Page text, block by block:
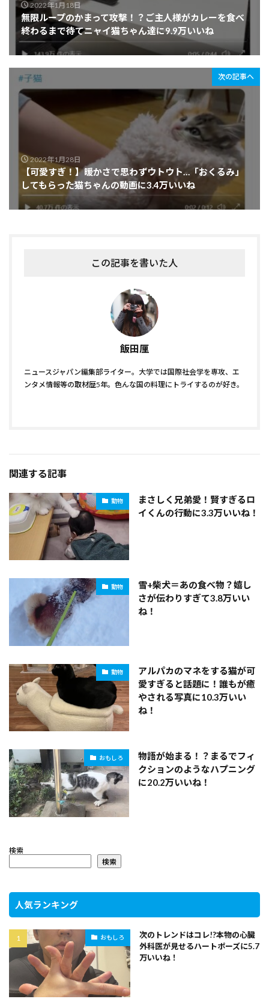
2022年1月18日
無限ループのかまって攻撃！？ご主人様がカレーを食べ
終わるまで待てニャイ猫ちゃん達に9.9万いいね
次の記事へ
2022年1月28日
【可愛すぎ！】暖かさで思わずウトウト…「おくるみ」
してもらった猫ちゃんの動画に3.4万いいね
この記事を書いた人
飯田厘
ニュースジャパン編集部ライター。大学では国際社会学を専攻、エ
ンタメ情報等の取材歴5年。色んな国の料理にトライするのが好き。
関連する記事
動物
まさしく兄弟愛！賢すぎるロ
イくんの行動に3.3万いいね！
動物
雪+柴犬＝あの食べ物？嬉し
さが伝わりすぎて3.8万いい
ね！
動物
アルパカのマネをする猫が可
愛すぎると話題に！誰もが癒
やされる写真に10.3万いい
ね！
おもしろ
物語が始まる！？まるでフィ
クションのようなハプニング
に20.2万いいね！
検索
検索
人気ランキング
おもしろ
次のトレンドはコレ!?本物の心臓
外科医が見せるハートポーズに5.7
万いいね！